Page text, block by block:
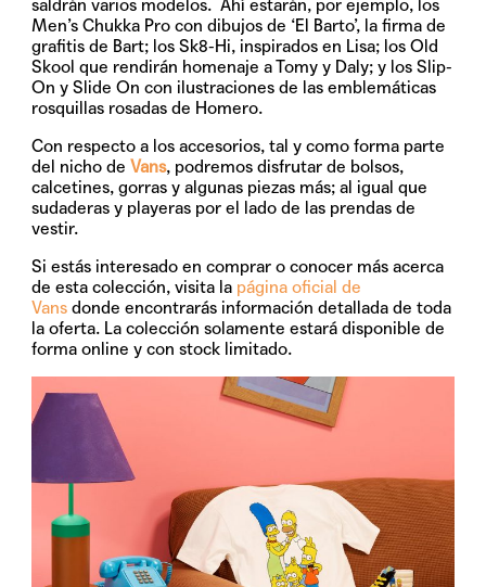
saldrán varios modelos. Ahí estarán, por ejemplo, los
Men’s Chukka Pro con dibujos de ‘El Barto’, la firma de
grafitis de Bart; los Sk8-Hi, inspirados en Lisa; los Old
Skool que rendirán homenaje a Tomy y Daly; y los Slip-
On y Slide On con ilustraciones de las emblemáticas
rosquillas rosadas de Homero.
Con respecto a los accesorios, tal y como forma parte
del nicho deVans, podremos disfrutar de bolsos,
calcetines, gorras y algunas piezas más; al igual que
sudaderas y playeras por el lado de las prendas de
vestir.
Si estás interesado en comprar o conocer más acerca
de esta colección, visita la página oficial de
Vans donde encontrarás información detallada de toda
la oferta. La colección solamente estará disponible de
forma online y con stock limitado.